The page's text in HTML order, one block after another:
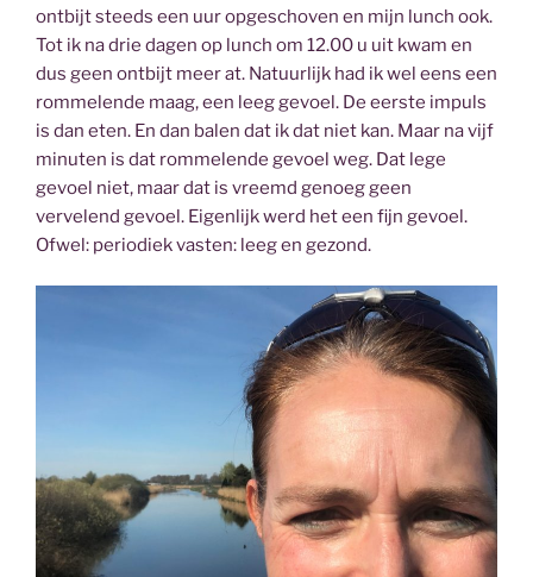
ontbijt steeds een uur opgeschoven en mijn lunch ook.
Tot ik na drie dagen op lunch om 12.00 u uit kwam en
dus geen ontbijt meer at. Natuurlijk had ik wel eens een
rommelende maag, een leeg gevoel. De eerste impuls
is dan eten. En dan balen dat ik dat niet kan. Maar na vijf
minuten is dat rommelende gevoel weg. Dat lege
gevoel niet, maar dat is vreemd genoeg geen
vervelend gevoel. Eigenlijk werd het een fijn gevoel.
Ofwel: periodiek vasten: leeg en gezond.